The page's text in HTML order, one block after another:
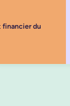
financier du